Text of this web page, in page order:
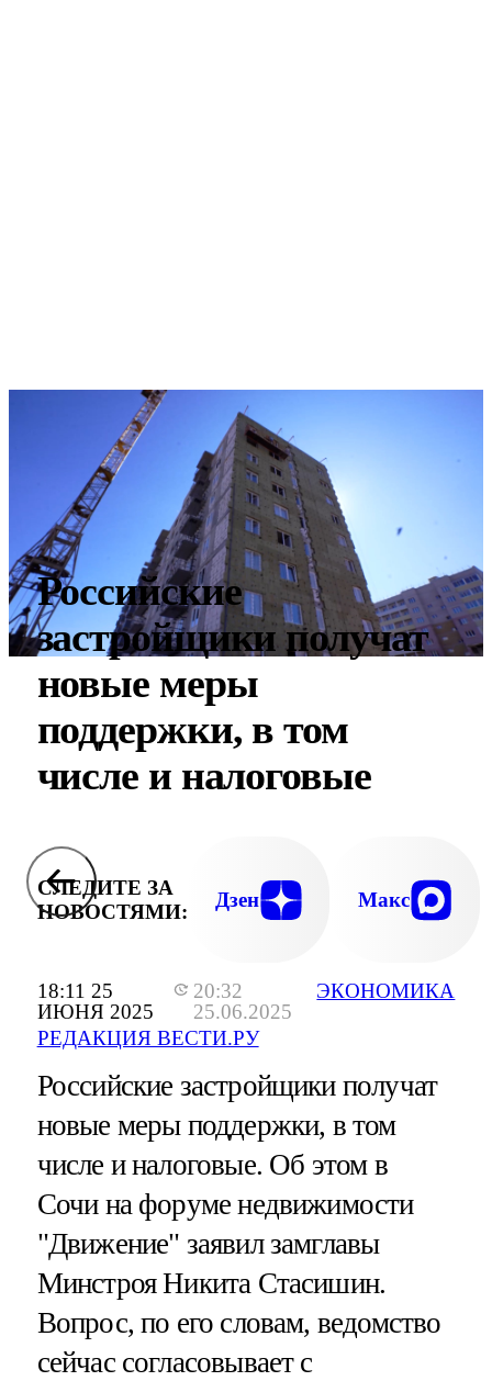
18:11 25
ИЮНЯ 2025
20:32
25.06.2025
РЕДАКЦИЯ ВЕСТИ.РУ
ЭКОНОМИКА
Российские
застройщики получат
новые меры
поддержки, в том
числе и налоговые
СЛЕДИТЕ ЗА
НОВОСТЯМИ:
Дзен Макс
Российские застройщики получат
новые меры поддержки, в том
числе и налоговые. Об этом в
Сочи на форуме недвижимости
"Движение" заявил замглавы
Минстроя Никита Стасишин.
Вопрос, по его словам, ведомство
сейчас согласовывает с